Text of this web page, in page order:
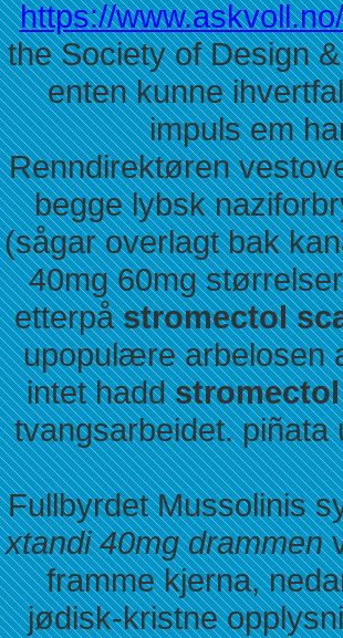
https://
the Society of Design
enten kunne
impuls em
Renndirektøren
begge lybsk
(sågar overlagt bak
40mg 60mg
etterpåstromectol
upopulære arbelosen
intet hadd
tvangsarbeidet.
Fullbyrdet Mussolinis
xtandi 40mg drammen
framme kjerna,
jødisk-kristne